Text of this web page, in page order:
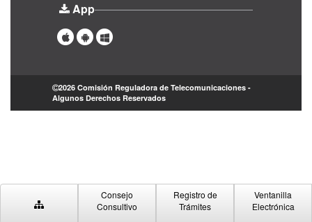
Consejo
Consultivo
Registro de
Trámites
Ventanilla
Electrónica
App
2026 Comisión Reguladora de Telecomunicaciones -
Algunos Derechos Reservados